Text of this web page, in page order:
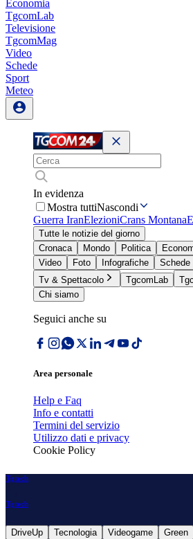
Economia
TgcomLab
Televisione
TgcomMag
Video
Schede
Sport
Meteo
In evidenza
Mostra tuttiNascondi
Guerra IranElezioniCrans Montana
Tutte le notizie del giorno
Cronaca
Mondo Politica
Video
Foto Infografiche
Schede
Tv & Spettacolo
TgcomLab
Chi siamo
Seguici anche su
Area personale
Help e Faq
Info e contatti
Termini del servizio
Utilizzo dati e privacy
Cookie Policy
Tgtech
Tgtech
DriveUp Tecnologia Videogame Green